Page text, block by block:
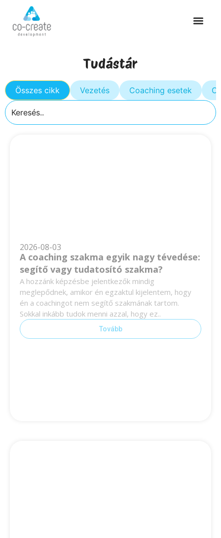
Tudástár
Összes cikk Vezetés Coaching esetek
2026-08-03
A coaching szakma egyik nagy tévedése:
segítő vagy tudatosító szakma?
A hozzánk képzésbe jelentkezők mindig
meglepődnek, amikor én egzaktul kijelentem, hogy
én a coachingot nem segítő szakmának tartom.
Sokkal inkább tudok menni azzal, hogy ez..
Tovább